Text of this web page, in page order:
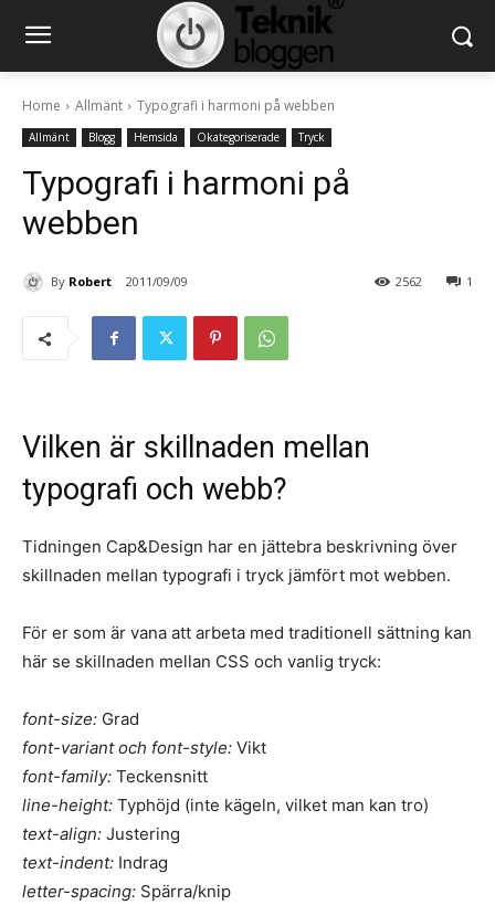
Home Allmänt Typografi i harmoni på webben
Allmänt Blogg Hemsida Okategoriserade Tryck
Typografi i harmoni på
webben
By Robert 2011/09/09 1
2562
Vilken är skillnaden mellan
typografi och webb?
Tidningen Cap&Design har en jättebra beskrivning över
skillnaden mellan typografi i tryck jämfört mot webben.
För er som är vana att arbeta med traditionell sättning kan
här se skillnaden mellan CSS och vanlig tryck:
font-size: Grad
font-variant och font-style: Vikt
font-family: Teckensnitt
line-height: Typhöjd (inte kägeln, vilket man kan tro)
text-align: Justering
text-indent: Indrag
letter-spacing: Spärra/knip